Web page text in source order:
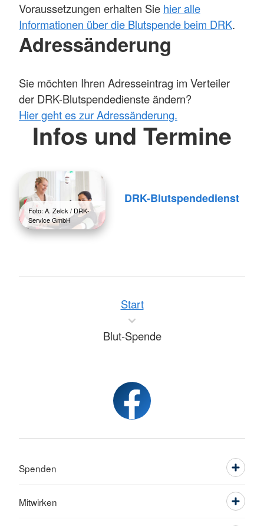
Voraussetzungen erhalten Sie hier alle
Informationen über die Blutspende beim DRK.
Adressänderung
Sie möchten Ihren Adresseintrag im Verteiler
der DRK-Blutspendedienste ändern?
Hier geht es zur Adressänderung.
Infos und Termine
Foto: A. Zelck / DRK-
Service GmbH
DRK-Blutspendedienst
Start
Blut-Spende
Spenden
Mitwirken